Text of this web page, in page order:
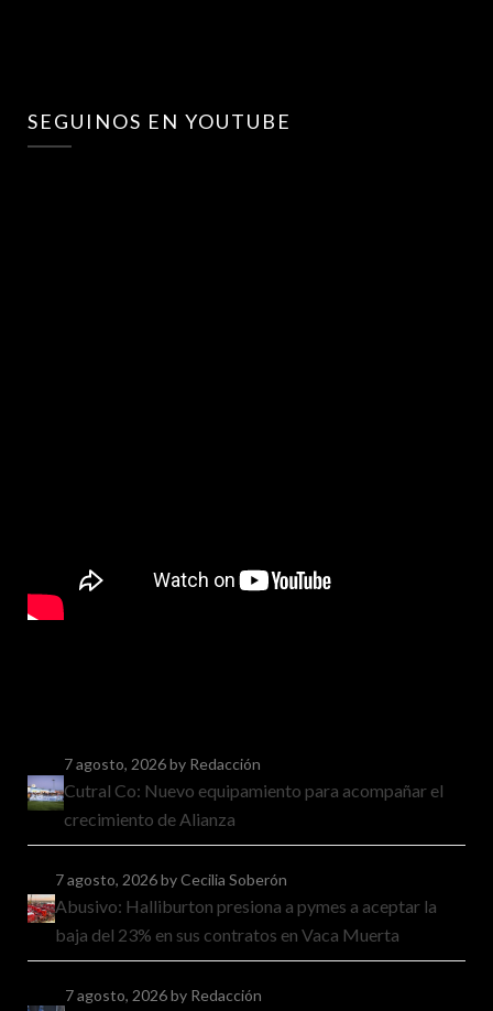
SEGUINOS EN YOUTUBE
7 agosto, 2026by Redacción
Cutral Co: Nuevo equipamiento para acompañar el
crecimiento de Alianza
7 agosto, 2026by Cecilia Soberón
Abusivo: Halliburton presiona a pymes a aceptar la
baja del 23% en sus contratos en Vaca Muerta
7 agosto, 2026by Redacción